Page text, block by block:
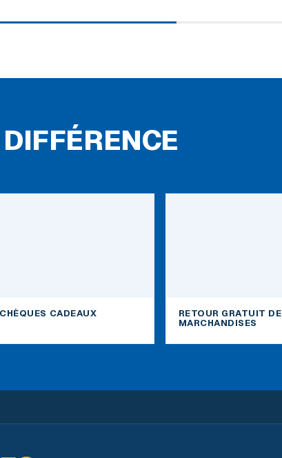
DIFFÉRENCE
CHÈQUES CADEAUX
RETOUR GRATUIT DE
MARCHANDISES